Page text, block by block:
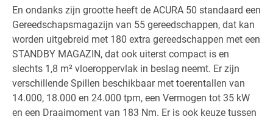
En ondanks zijn grootte heeft de ACURA 50 standaard een
Gereedschapsmagazijn van 55 gereedschappen, dat kan
worden uitgebreid met 180 extra gereedschappen met een
STANDBY MAGAZIN, dat ook uiterst compact is en
slechts 1,8 m² vloeroppervlak in beslag neemt. Er zijn
verschillende Spillen beschikbaar met toerentallen van
14.000, 18.000 en 24.000 tpm, een Vermogen tot 35 kW
en een Draaimoment van 183 Nm. Er is ook keuze tussen